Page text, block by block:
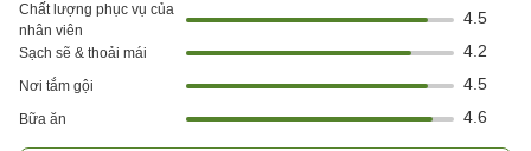
Chất lượng phục vụ của
nhân viên
4.5
Sạch sẽ & thoải mái 4.2
Nơi tắm gội 4.5
Bữa ăn 4.6